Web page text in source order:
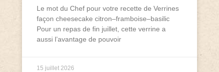
Le mot du Chef pour votre recette de Verrines
façon cheesecake citron–framboise–basilic
Pour un repas de fin juillet, cette verrine a
aussi l’avantage de pouvoir
15 juillet 2026